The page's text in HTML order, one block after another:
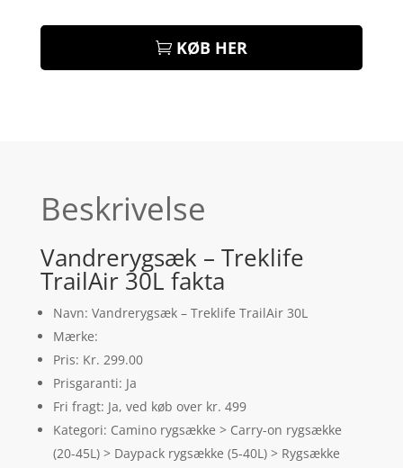
KØB HER
Beskrivelse
Vandrerygsæk – Treklife
TrailAir 30L fakta
Navn: Vandrerygsæk – Treklife TrailAir 30L
Mærke:
Pris: Kr. 299.00
Prisgaranti: Ja
Fri fragt: Ja, ved køb over kr. 499
Kategori: Camino rygsække > Carry-on rygsække
(20-45L) > Daypack rygsække (5-40L) > Rygsække